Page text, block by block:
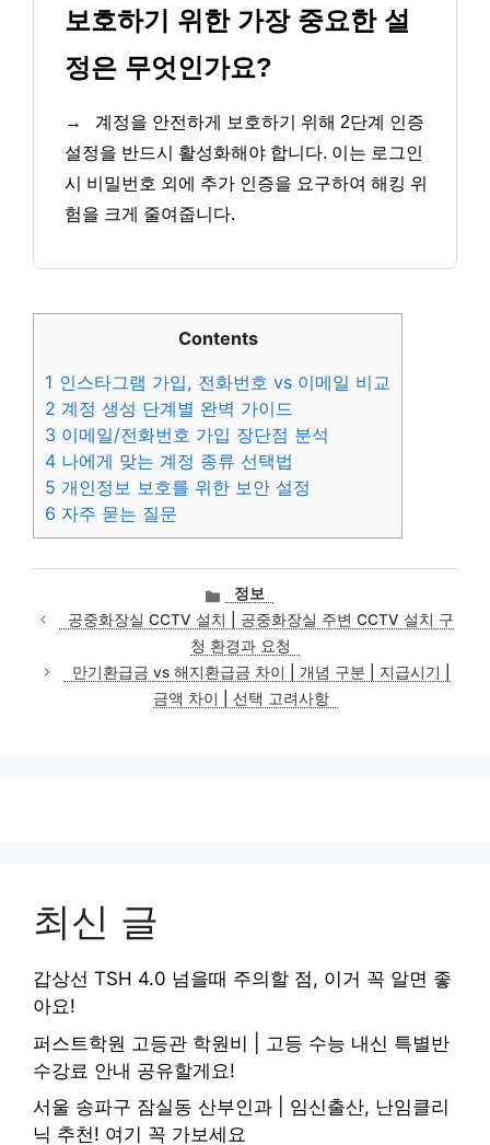
보호하기 위한 가장 중요한 설
정은 무엇인가요?
→
계정을 안전하게 보호하기 위해 2단계 인증
설정을 반드시 활성화해야 합니다. 이는 로그인
시 비밀번호 외에 추가 인증을 요구하여 해킹 위
험을 크게 줄여줍니다.
Contents
1 인스타그램 가입, 전화번호 vs 이메일 비교
2 계정 생성 단계별 완벽 가이드
3 이메일/전화번호 가입 장단점 분석
4 나에게 맞는 계정 종류 선택법
5 개인정보 보호를 위한 보안 설정
6 자주 묻는 질문
카
테
고
리
정보
공중화장실 CCTV 설치 | 공중화장실 주변 CCTV 설치 구
청 환경과 요청
만기환급금 vs 해지환급금 차이 | 개념 구분 | 지급시기 |
금액 차이 | 선택 고려사항
최신 글
갑상선 TSH 4.0 넘을때 주의할 점, 이거 꼭 알면 좋
아요!
퍼스트학원 고등관 학원비 | 고등 수능 내신 특별반
수강료 안내 공유할게요!
서울 송파구 잠실동 산부인과 | 임신출산, 난임클리
닉 추천! 여기 꼭 가보세요